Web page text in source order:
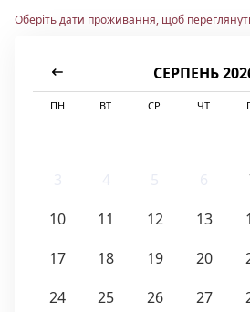
Оберіть дати проживання, щоб
СЕРПЕНЬ
ПН ВТ СР ЧТ
10
11 12 13
17
18 19 20
24
25 26 27